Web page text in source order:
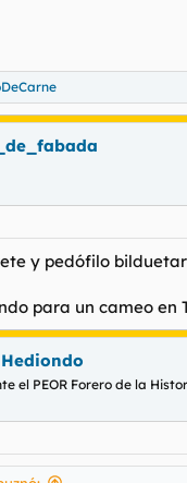
y pedófilo
para un cameo en
el PEOR Forero de la